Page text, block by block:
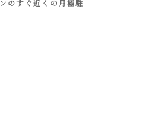
のすぐ近くの月極駐